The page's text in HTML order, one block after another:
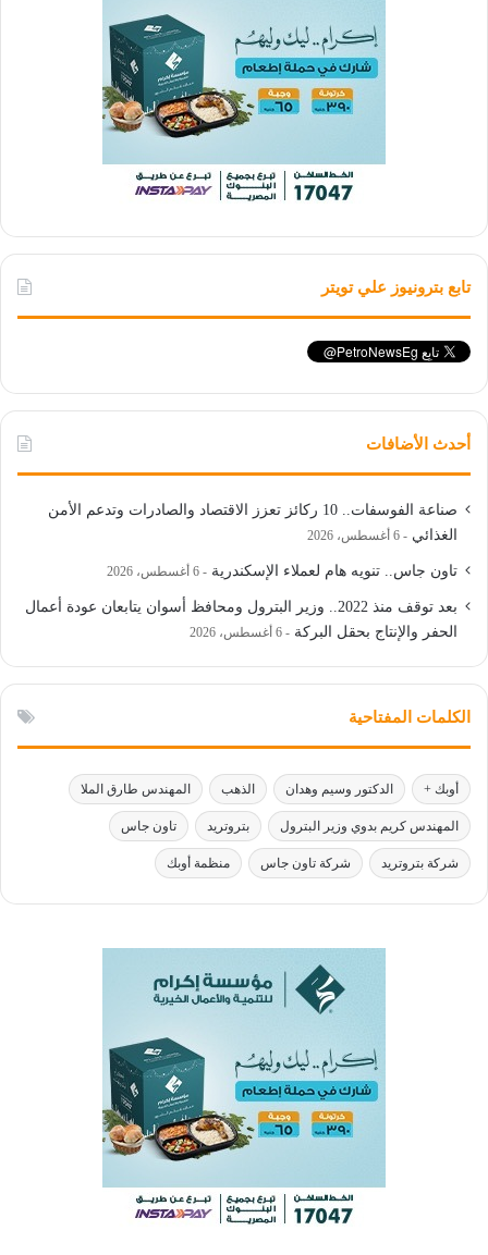
تابع بترونيوز علي تويتر
أحدث الأضافات
صناعة الفوسفات.. 10 ركائز تعزز الاقتصاد والصادرات وتدعم الأمن
الغذائي
6 أغسطس، 2026
تاون جاس.. تنويه هام لعملاء الإسكندرية 6 أغسطس، 2026
بعد توقف منذ 2022.. وزير البترول ومحافظ أسوان يتابعان عودة أعمال
الحفر والإنتاج بحقل البركة
6 أغسطس، 2026
الكلمات المفتاحية
أوبك + الدكتور وسيم وهدان الذهب المهندس طارق الملا
المهندس كريم بدوي وزير البترول بتروتريد تاون جاس
شركة بتروتريد شركة تاون جاس منظمة أوبك